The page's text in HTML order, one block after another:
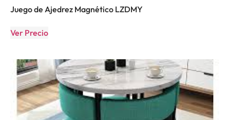
Juego de Ajedrez Magnético LZDMY
Ver Precio